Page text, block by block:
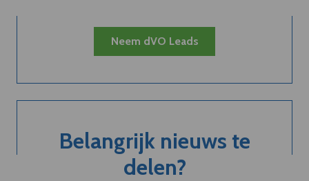
Neem dVO Leads
Belangrijk nieuws te
delen?